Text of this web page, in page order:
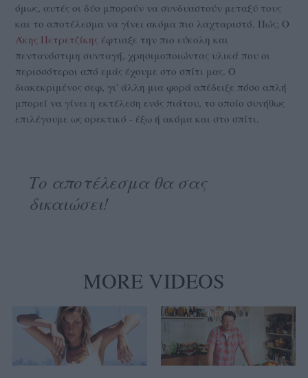
όμως, αυτές οι δύο μπορούν να συνδυαστούν μεταξύ τους
και το αποτέλεσμα να γίνει ακόμα πιο λαχταριστό. Πώς; Ο
Άκης Πετρετζίκης έφτιαξε την πιο εύκολη και
πεντανόστιμη συνταγή, χρησιμοποιώντας υλικά που οι
περισσότεροι από εμάς έχουμε στο σπίτι μας. Ο
διακεκριμένος σεφ, γι' άλλη μια φορά απέδειξε πόσο απλή
μπορεί να γίνει η εκτέλεση ενός πιάτου, το οποίο συνήθως
επιλέγουμε ως ορεκτικό - έξω ή ακόμα και στο σπίτι.
Το αποτέλεσμα θα σας
δικαιώσει!
MORE VIDEOS